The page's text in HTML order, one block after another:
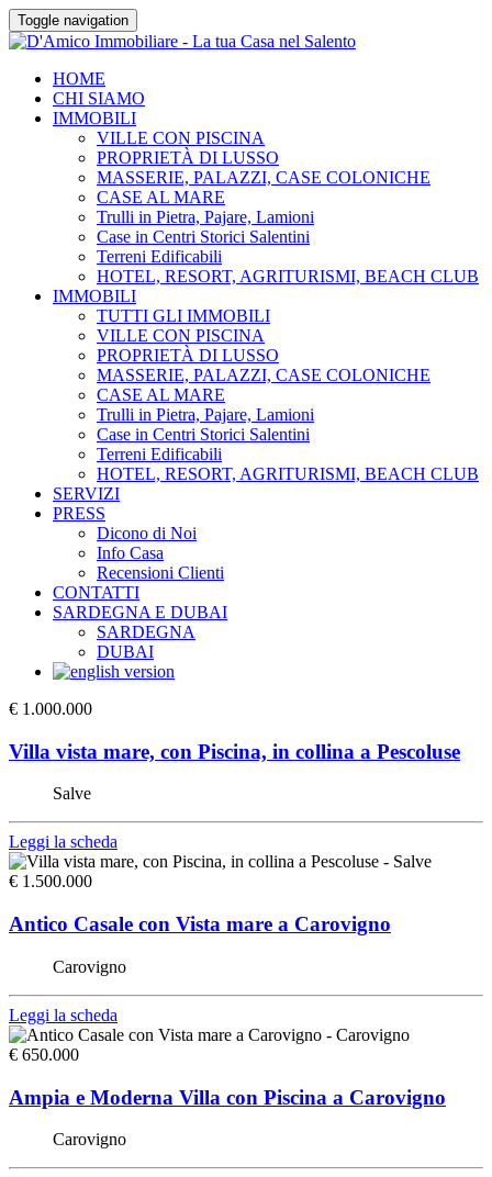
Toggle navigation
HOME
CHI SIAMO
IMMOBILI
VILLE CON PISCINA
PROPRIETÀ DI LUSSO
MASSERIE, PALAZZI, CASE COLONICHE
CASE AL MARE
Trulli in Pietra, Pajare, Lamioni
Case in Centri Storici Salentini
Terreni Edificabili
HOTEL, RESORT, AGRITURISMI, BEACH CLUB
IMMOBILI
TUTTI GLI IMMOBILI
VILLE CON PISCINA
PROPRIETÀ DI LUSSO
MASSERIE, PALAZZI, CASE COLONICHE
CASE AL MARE
Trulli in Pietra, Pajare, Lamioni
Case in Centri Storici Salentini
Terreni Edificabili
HOTEL, RESORT, AGRITURISMI, BEACH CLUB
SERVIZI
PRESS
Dicono di Noi
Info Casa
Recensioni Clienti
CONTATTI
SARDEGNA E DUBAI
SARDEGNA
DUBAI
€ 1.000.000
Villa vista mare, con Piscina, in collina a Pescoluse
Salve
Leggi la scheda
€ 1.500.000
Antico Casale con Vista mare a Carovigno
Carovigno
Leggi la scheda
€ 650.000
Ampia e Moderna Villa con Piscina a Carovigno
Carovigno